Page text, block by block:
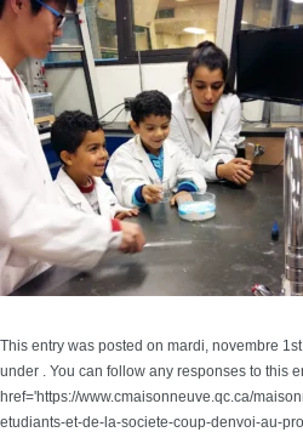
This entry was posted on mardi, novembre
under . You can follow any responses to this
href='https://www.cmaisonneuve.qc.ca/
etudiants-et-de-la-societe-coup-denvoi-au-